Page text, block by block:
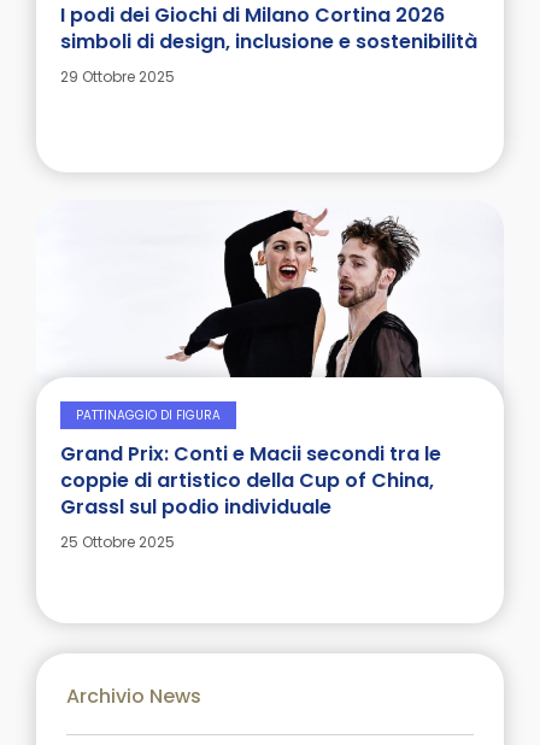
I podi dei Giochi di Milano Cortina 2026
simboli di design, inclusione e sostenibilità
Dettagli
29 Ottobre 2025
PATTINAGGIO DI FIGURA
Grand Prix: Conti e Macii secondi tra le
coppie di artistico della Cup of China,
Grassl sul podio individuale
Dettagli
25 Ottobre 2025
Archivio News